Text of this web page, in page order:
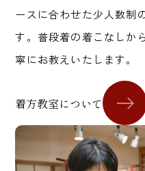
ースに合わせた少人数制
す。普段着の着こなしか
寧にお教えいたします。
着方教室について